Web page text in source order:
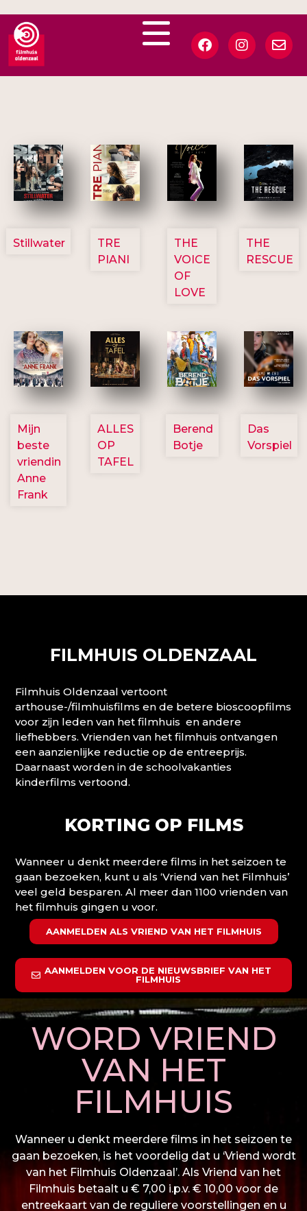
3123
Stillwater
3129
TRE
PIANI
3135
THE
VOICE
OF
LOVE
3148
THE
RESCUE
2757
Mijn
beste
vriendin
Anne
Frank
3154
ALLES
OP
TAFEL
2799
Berend
Botje
2777
Das
Vorspiel
FILMHUIS OLDENZAAL
Filmhuis Oldenzaal vertoont
arthouse-/filmhuisfilms en de betere bioscoopfilms
voor zijn leden van het filmhuis en andere
liefhebbers. Vrienden van het filmhuis ontvangen
een aanzienlijke reductie op de entreeprijs.
Daarnaast worden in de schoolvakanties
kinderfilms vertoond.
KORTING OP FILMS
Wanneer u denkt meerdere films in het seizoen te
gaan bezoeken, kunt u als ‘Vriend van het Filmhuis’
veel geld besparen. Al meer dan 1100 vrienden van
het filmhuis gingen u voor.
AANMELDEN ALS VRIEND VAN HET FILMHUIS
AANMELDEN VOOR DE NIEUWSBRIEF VAN HET
FILMHUIS
WORD VRIEND
VAN HET
FILMHUIS
Wanneer u denkt meerdere films in het seizoen te
gaan bezoeken, is het voordelig dat u ‘Vriend wordt
van het Filmhuis Oldenzaal’. Als Vriend van het
Filmhuis betaalt u € 7,00 i.p.v. € 10,00 voor de
entreekaart van de reguliere voorstellingen en u